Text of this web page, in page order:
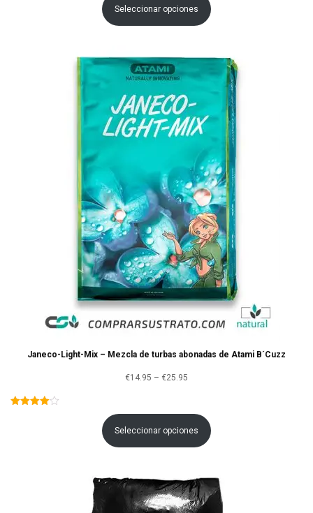
desde
Seleccionar opciones
Janeco-Light-Mix – Mezcla de turbas abonadas de Atami B´Cuzz
€14.95 – €25.95
precios:
desde
€25.95
Seleccionar opciones